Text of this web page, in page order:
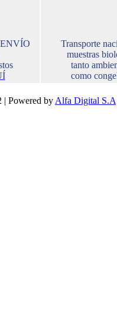
Transporte
muestras
tanto
como
| Powered by Alfa Digital S.A